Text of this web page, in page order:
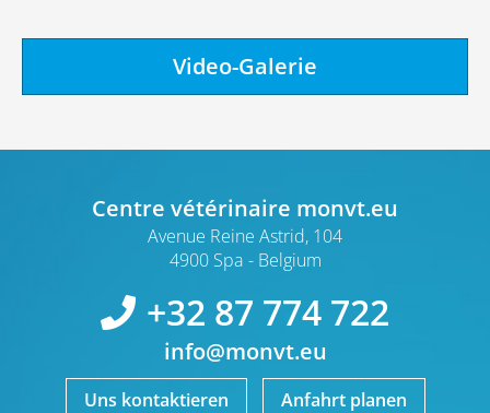
Video-Galerie
Centre vétérinaire monvt.eu
Avenue Reine Astrid, 104
4900 Spa
Belgium
+32 87 774 722
info@monvt.eu
Uns kontaktieren Anfahrt planen